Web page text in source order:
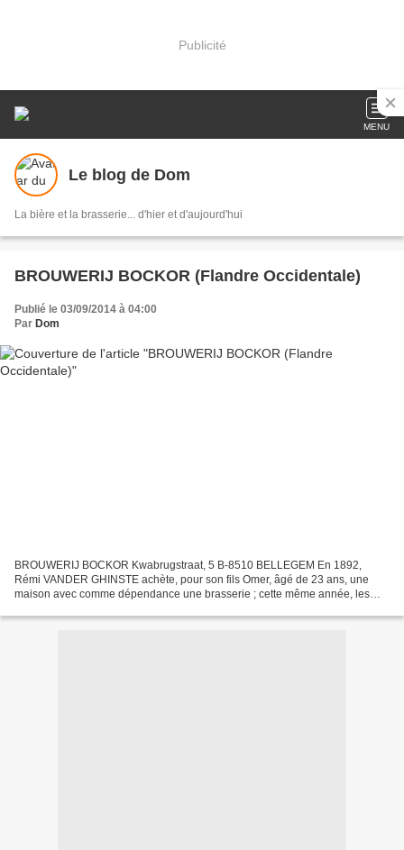
Publicité
MENU
Le blog de Dom
La bière et la brasserie... d'hier et d'aujourd'hui
BROUWERIJ BOCKOR (Flandre Occidentale)
Publié le 03/09/2014 à 04:00
Par Dom
BROUWERIJ BOCKOR Kwabrugstraat, 5 B-8510 BELLEGEM En 1892,
Rémi VANDER GHINSTE achète, pour son fils Omer, âgé de 23 ans, une
maison avec comme dépendance une brasserie ; cette même année, les